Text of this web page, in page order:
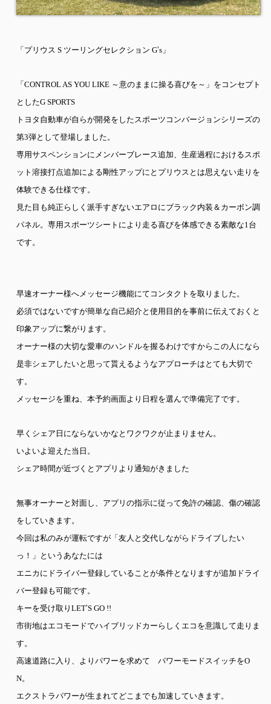
「プリウス S ツーリングセレクション G’s 」
「 CONTROL AS YOU LIKE ～意のままに操る喜びを～」をコンセプト
としたG SPORTS
トヨタ自動車が自らが開発をしたスポーツコンバージョンシリーズの
第3弾として登場しました。
専用サスペンションにメンバーブレース追加、生産過程におけるスポ
ット溶接打点追加による剛性アップにとプリウスとは思えない走りを
体験できる仕様です。
見た目も純正らしく派手すぎないエアロにブラック内装＆カーボン調
パネル。専用スポーツシートにより走る喜びを体感できる素敵な1台
です。
早速オーナー様へメッセージ機能にてコンタクトを取りました。
必須ではないですが簡単な自己紹介と使用目的を事前に伝えておくと
印象アップに繋がります。
オーナー様の大切な愛車のハンドルを握るわけですからこの人になら
是非シェアしたいと思って貰えるようなアプローチはとても大切で
す。
メッセージを重ね、本予約画面より日程を選んで準備完了です。
早くシェア日にならないかなとワクワクが止まりません。
いよいよ迎えた当日。
シェア時間が近づくとアプリより通知がきました
無事オーナーと対面し、アプリの指示に従って免許の確認、傷の確認
をしていきます。
今回は私のみが運転ですが「友人と交代しながらドライブしたい
っ！」というあなたには
エニカにドライバー登録していることが条件となりますが追加ドライ
バー登録も可能です。
キーを受け取り LET’S GO !!
市街地はエコモードでハイブリッドカーらしくエコを意識して走りま
す。
高速道路に入り、よりパワーを求めて パワーモードスイッチをO
N。
エクストラパワーが生まれてどこまでも加速していきます。